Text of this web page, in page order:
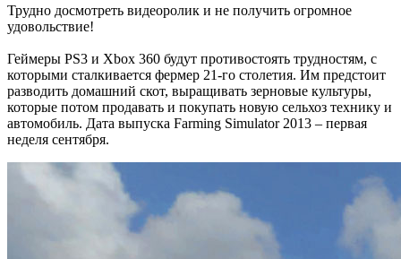
Трудно досмотреть видеоролик и не получить огромное
удовольствие!
Геймеры PS3 и Xbox 360 будут противостоять трудностям, с
которыми сталкивается фермер 21-го столетия. Им предстоит
разводить домашний скот, выращивать зерновые культуры,
которые потом продавать и покупать новую сельхоз технику и
автомобиль. Дата выпуска Farming Simulator 2013 – первая
неделя сентября.